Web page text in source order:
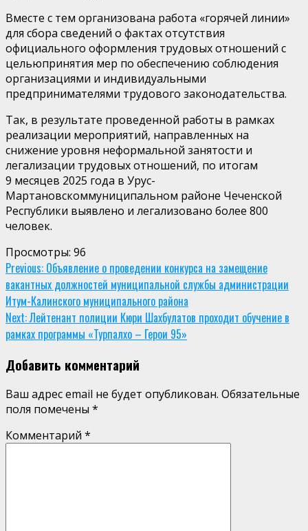
Вместе с тем организована работа «горячей линии»
для сбора сведений о фактах отсутствия
официального оформления трудовых отношений с
цельюпринятия мер по обеспечению соблюдения
организациями и индивидуальными
предпринимателями трудового законодательства.
Так, в результате проведенной работы в рамках
реализации мероприятий, направленных на
снижение уровня неформальной занятости и
легализации трудовых отношений, по итогам
9 месяцев 2025 года в Урус-
Мартановскоммуниципальном районе Чеченской
Республики выявлено и легализовано более 800
человек.
Просмотры: 96
Continue
Reading
Previous: Объявление о проведении конкурса на замещение
вакантных должностей муниципальной службы администрации
Итум-Калинского муниципального района
Next:Лейтенант полиции Кюри Шахбулатов проходит обучение в
рамках программы «Турпалхо – Герои 95»
Добавить комментарий
Ваш адрес email не будет опубликован. Обязательные
поля помечены *
Комментарий *